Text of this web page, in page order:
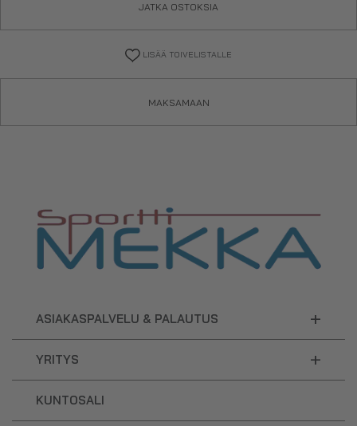
JATKA OSTOKSIA
LISÄÄ TOIVELISTALLE
MAKSAMAAN
ASIAKASPALVELU & PALAUTUS +
YRITYS +
KUNTOSALI